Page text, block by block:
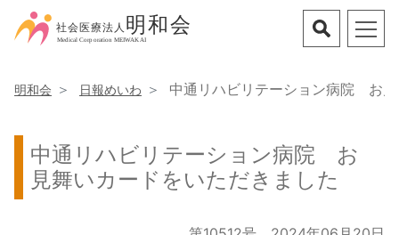
明和会 日報めいわ 中通リハビリテーション病院 お
中通リハビリテーション病院 お
見舞いカードをいただきました